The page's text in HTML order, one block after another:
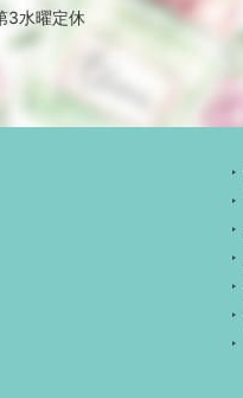
3水曜定休